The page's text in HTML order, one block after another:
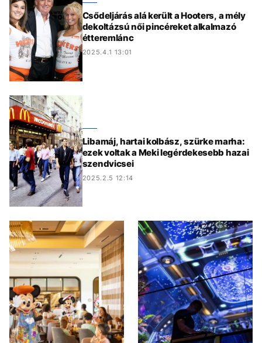
Csődeljárás alá került a Hooters, a mély
dekoltázsú női pincéreket alkalmazó
étteremlánc
2025.4.1 13:01
Libamáj, hartai kolbász, szürke marha:
ezek voltak a Meki legérdekesebb hazai
szendvicsei
2025.2.5 12:14